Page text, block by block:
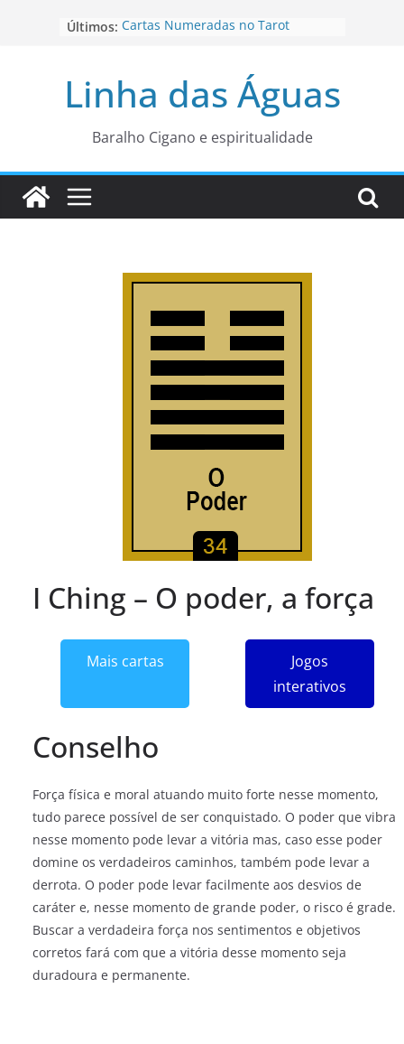
Últimos: Cartas Numeradas no Tarot
para está fase
Os Naipes no Tarot
Cartas da Corte no Tarot
Linha das Águas
Baralho Cigano e espiritualidade
I Ching – O poder, a força
Mais cartas
Jogos
interativos
Conselho
Força física e moral atuando muito forte nesse momento,
tudo parece possível de ser conquistado. O poder que vibra
nesse momento pode levar a vitória mas, caso esse poder
domine os verdadeiros caminhos, também pode levar a
derrota. O poder pode levar facilmente aos desvios de
caráter e, nesse momento de grande poder, o risco é grade.
Buscar a verdadeira força nos sentimentos e objetivos
corretos fará com que a vitória desse momento seja
duradoura e permanente.